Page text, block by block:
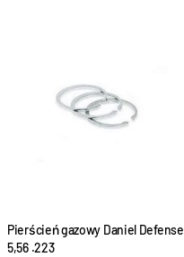
Pierścień gazowy Daniel Defense
5,56 .223